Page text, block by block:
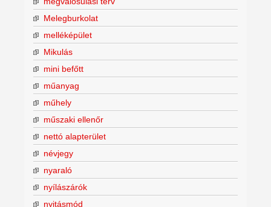
Melegburkolat
melléképület
Mikulás
mini befőtt
műanyag
műhely
műszaki ellenőr
nettó alapterület
névjegy
nyaraló
nyílászárók
nyitásmód